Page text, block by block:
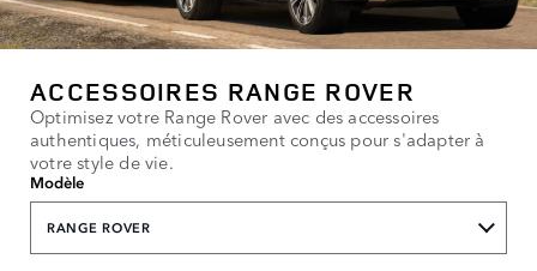
ACCESSOIRES RANGE ROVER
Optimisez votre Range Rover avec des accessoires
authentiques, méticuleusement conçus pour s'adapter à
votre style de vie.
Modèle
RANGE ROVER